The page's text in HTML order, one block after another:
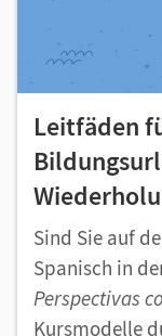
Leitfäden
Sind Sie auf
Spanisch in
Perspectivas
Kursmodelle